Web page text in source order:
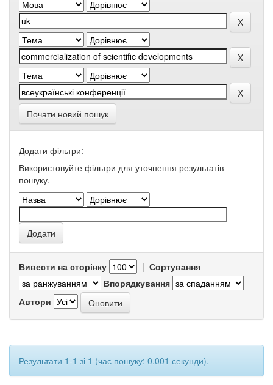
Почати новий пошук
Додати фільтри:
Використовуйте фільтри для уточнення результатів
пошуку.
Вивести на сторінку | Сортування
Впорядкування
Автори
Результати 1-1 зі 1 (час пошуку: 0.001 секунди).